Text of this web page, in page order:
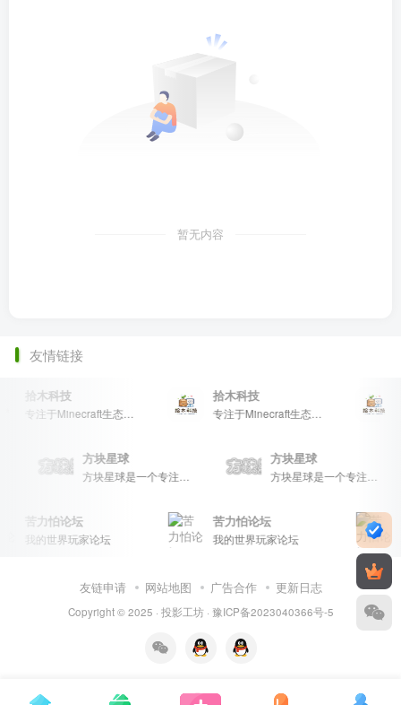
暂无内容
友情链接
拾木科技
专注于Minecraft生态建设
拾木科技
专注于Minecraft生态建设
方块星球
方块星球是一个专注于我的世界的中文论坛，提供丰富的资源分享、玩家交流和创意展示，包括地图、皮肤、数据包等内容，打造Minecraft玩家的专属社区乐园！
方块星球
方块星球是一个专注于我的世界的中文论坛，提供丰富的资源分享、玩家交流和创意展示，包括地图、皮肤、数据包等内容，打造Minecraft玩家的专属社区乐园！
苦力怕论坛
我的世界玩家论坛
苦力怕论坛
我的世界玩家论坛
友链申请 网站地图 广告合作 更新日志
Copyright © 2025 · 投影工坊· 豫ICP备2023040366号-5